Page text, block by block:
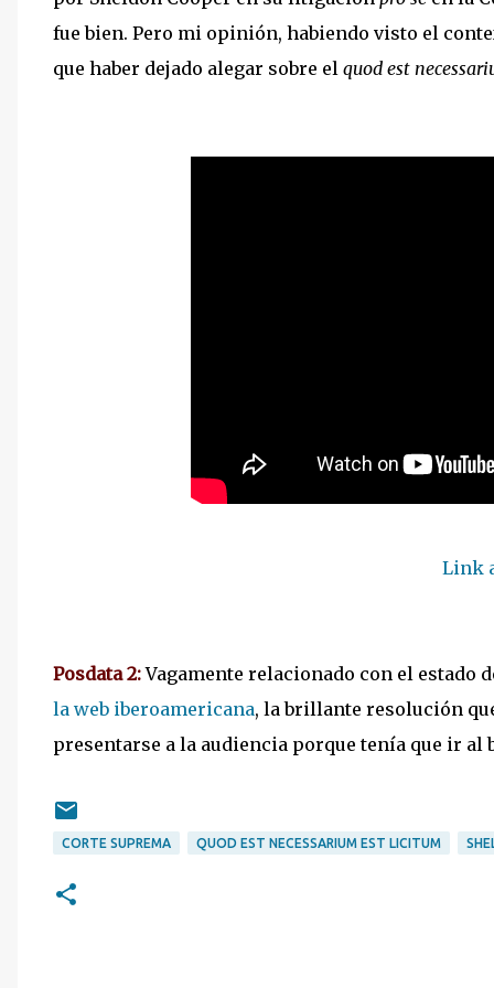
fue bien. Pero mi opinión, habiendo visto el
que haber dejado alegar sobre el quod est
Link
Posdata 2:Vagamente relacionado con el estado
la web iberoamericana, la brillante resolución
presentarse a la audiencia porque tenía que ir al
CORTE SUPREMA QUOD EST NECESSARIUM EST LICITUM